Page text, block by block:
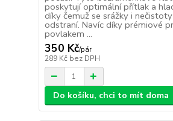
poskytují optimální přítlak a
díky čemuž se srážky i
odstraní. Navíc díky prémiové
povlakem ...
350 Kč/pár
289 Kč bez DPH
Do košíku, chci to mít doma